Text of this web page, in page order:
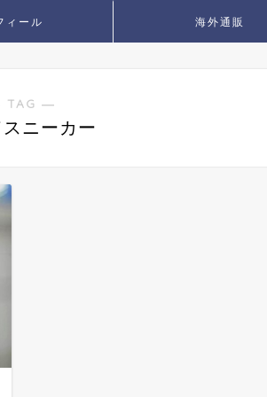
ィール 海外通販
TAG ―
ニーカー